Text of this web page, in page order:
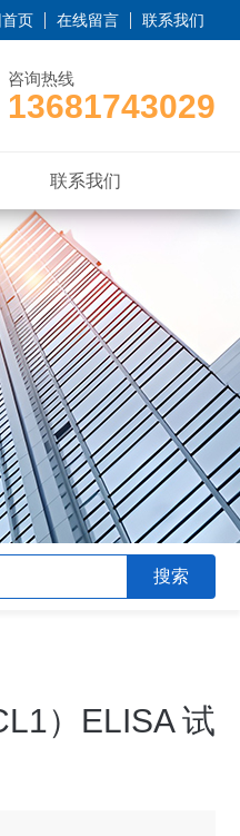
页 在线留言 联系我们
咨询热线
13681743029
联系我们
）ELISA 试